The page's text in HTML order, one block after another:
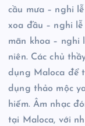
cầu mưa – nghi
xoa đầu – nghi
mãn khoa – nghi
niên. Các chủ
dụng Maloca để
dụng thảo mộc
hiếm. Âm nhạc
tại Maloca, với